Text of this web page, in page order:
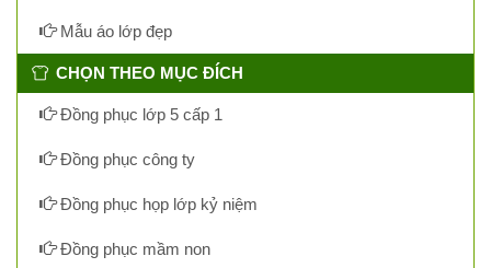
Mẫu áo lớp đẹp
CHỌN THEO MỤC ĐÍCH
Đồng phục lớp 5 cấp 1
Đồng phục công ty
Đồng phục họp lớp kỷ niệm
Đồng phục mầm non